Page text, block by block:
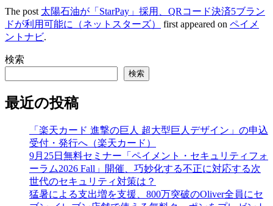
The post 太陽石油が「StarPay」採用、QRコード決済5ブラン
ドが利用可能に（ネットスターズ）
first appeared on ペイメ
ントナビ.
検索
検索
最近の投稿
「楽天カード 進撃の巨人 超大型巨人デザイン」の申込
受付・発行へ（楽天カード）
9月25日無料セミナー「ペイメント・セキュリティフォ
ーラム2026 Fall」開催、巧妙化する不正に対応する次
世代のセキュリティ対策は？
猛暑による支出増を支援、800万突破のOliver全員にセ